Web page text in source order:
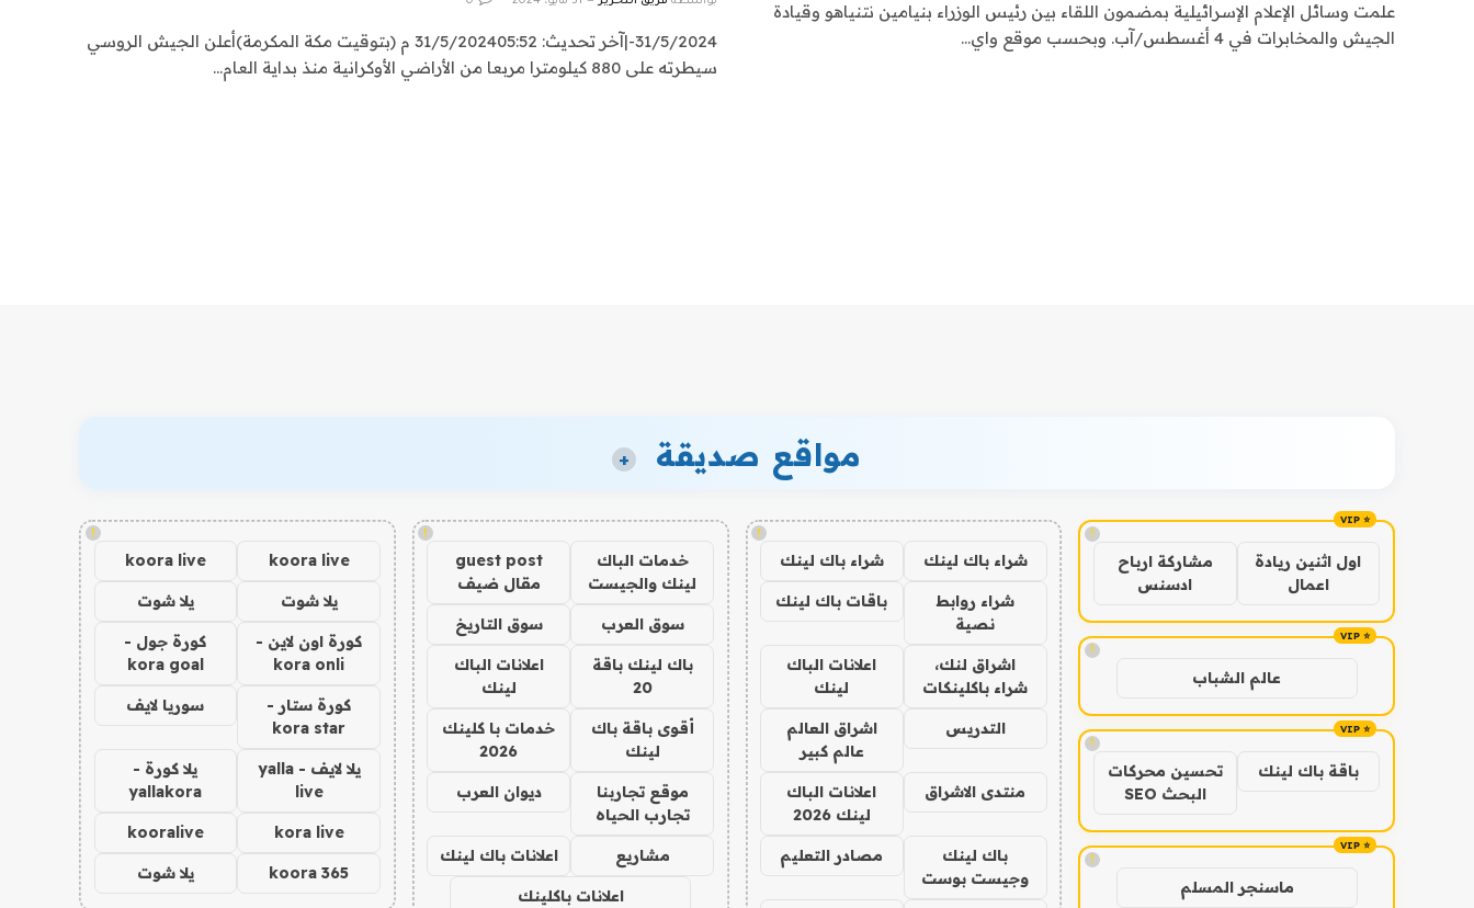
علمت وسائل الإعلام الإسرائيلية بمضمون اللقاء بين رئيس الوزراء بنيامين نتنياهو وقيادة
الجيش والمخابرات في 4 أغسطس/آب. وبحسب موقع واي…
31/5/2024-|آخر تحديث: 31/5/202405:52 م (بتوقيت مكة المكرمة)أعلن الجيش الروسي
سيطرته على 880 كيلومترا مربعا من الأراضي الأوكرانية منذ بداية العام…
مواقع صديقة +
!
اول اثنين ريادة
اعمال
مشاركة ارباح
ادسنس
!
عالم الشباب
!
باقة باك لينك
تحسين محركات
البحث SEO
!
ماسنجر المسلم
!
شراء باك لينك شراء باك لينك
شراء روابط
نصية
باقات باك لينك
اشراق لنك،
شراء باكلينكات
اعلانات الباك
لينك
التدريس
اشراق العالم
عالم كبير
منتدى الاشراق
اعلانات الباك
لينك 2026
باك لينك
وجيست بوست
مصادر التعليم
!
خدمات الباك
لينك والجيست
guest post
مقال ضيف
سوق العرب سوق التاريخ
باك لينك باقة
20
اعلانات الباك
لينك
أقوى باقة باك
لينك
خدمات با كلينك
2026
موقع تجاربنا
تجارب الحياه
ديوان العرب
مشاريع اعلانات باك لينك
اعلانات باكلينك
!
koora live
koora live
يلا شوت يلا شوت
كورة اون لاين -
kora onli
كورة جول -
kora goal
كورة ستار -
kora star
سوريا لايف
يلا لايف - yalla
live
يلا كورة -
yallakora
kora live
kooralive
koora 365 يلا شوت